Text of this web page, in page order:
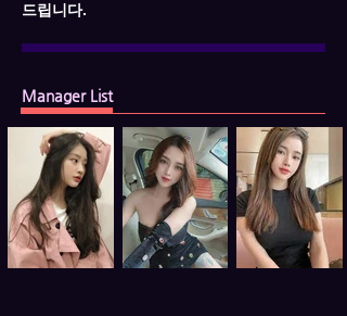
드립니다.
Manager List